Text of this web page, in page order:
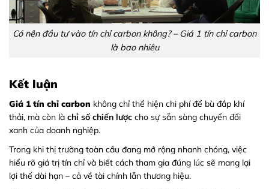
Có nên đầu tư vào tín chỉ carbon không? – Giá 1 tín chỉ carbon
là bao nhiêu
Kết luận
Giá 1 tín chỉ carbon không chỉ thể hiện chi phí để bù đắp khí
thải, mà còn là chỉ số chiến lược cho sự sẵn sàng chuyển đổi
xanh của doanh nghiệp.
Trong khi thị trường toàn cầu đang mở rộng nhanh chóng, việc
hiểu rõ giá trị tín chỉ và biết cách tham gia đúng lúc sẽ mang lại
lợi thế dài hạn – cả về tài chính lẫn thương hiệu.